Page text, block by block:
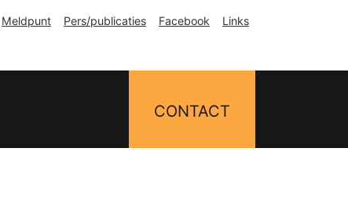
Meldpunt Pers/publicaties Facebook Links
CONTACT